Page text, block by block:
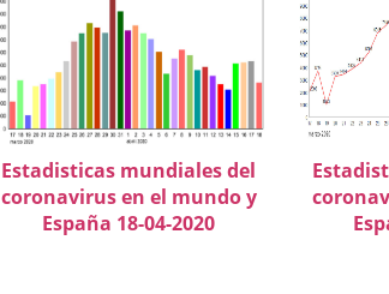
Estadisticas mundiales del
coronavirus en el mundo y
España 18-04-2020